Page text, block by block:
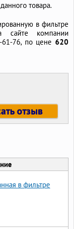
товара.
в фильтре
компании
76,по цене620
отзыв
в фильтре